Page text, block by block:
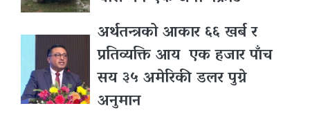
अर्थतन्त्रको आकार ६६ खर्ब र
प्रतिव्यक्ति आय एक हजार पाँच
सय ३५ अमेरिकी डलर पुग्ने
अनुमान